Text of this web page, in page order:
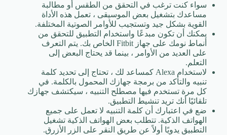
سواء كنت ترغب في التحقق من الطقس أو مطالبة
مساعدك بتشغيل بعض الموسيقى ، تعمل هذه الأداة
القوية بشكل جيد وتستجيب للأوامر الصوتية المختلفة.
يمكنك أن تكون مبدعًا واستخدام التطبيق للتحقق من
أنماط نومك على جهاز Fitbit الخاص بك. يتم التعرف
على العديد من الأوامر ، بينما قد يحتاج البعض إلى
التعلم.
لاستخدام Alexa كمساعد لك ، تحتاج إلى تحديد كلمة
تنبيه والتأكد من برمجة جهازك المحمول بالكلمة. في
كل مرة تستخدم فيها مصطلح التنبيه ، سيكتشف جهازك
تلقائيًا أنك تريد تنشيط التطبيق.
ضع في اعتبارك أن كلمة التنبيه لا تعمل على جميع
الهواتف الذكية. تتطلب بعض الهواتف الذكية تشغيل
التطبيق يدويًا أولاً عن طريق النقر على الزر الأزرق.